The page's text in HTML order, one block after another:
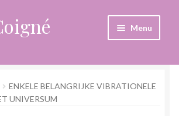
Menu
ENKELE BELANGRIJKE VIBRATIONELE
UNIVERSUM